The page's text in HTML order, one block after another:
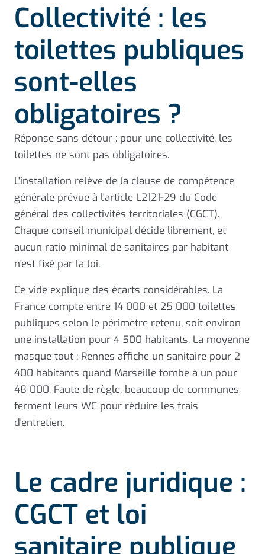
Collectivité : les
toilettes publiques
sont-elles
obligatoires ?
Réponse sans détour : pour une collectivité, les
toilettes ne sont pas obligatoires.
L'installation relève de la clause de compétence
générale prévue à l'article L2121-29 du Code
général des collectivités territoriales (CGCT).
Chaque conseil municipal décide librement, et
aucun ratio minimal de sanitaires par habitant
n'est fixé par la loi.
Ce vide explique des écarts considérables. La
France compte entre 14 000 et 25 000 toilettes
publiques selon le périmètre retenu, soit environ
une installation pour 4 500 habitants. La moyenne
masque tout : Rennes affiche un sanitaire pour 2
400 habitants quand Marseille tombe à un pour
48 000. Faute de règle, beaucoup de communes
ferment leurs WC pour réduire les frais
d'entretien.
Le cadre juridique :
CGCT et loi